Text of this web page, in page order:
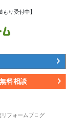
り受付中】
無料相談
リフォームブログ